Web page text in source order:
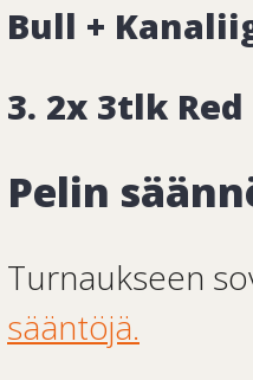
Bull +
3. 2x 3tlk
Pelin
Turnaukseen
sääntöjä.